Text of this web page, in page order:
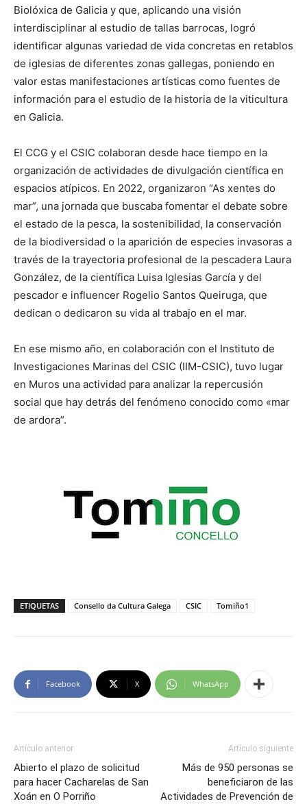
Biolóxica de Galicia y que, aplicando una visión
interdisciplinar al estudio de tallas barrocas, logró
identificar algunas variedad de vida concretas en retablos
de iglesias de diferentes zonas gallegas, poniendo en
valor estas manifestaciones artísticas como fuentes de
información para el estudio de la historia de la viticultura
en Galicia.
El CCG y el CSIC colaboran desde hace tiempo en la
organización de actividades de divulgación científica en
espacios atípicos. En 2022, organizaron “As xentes do
mar”, una jornada que buscaba fomentar el debate sobre
el estado de la pesca, la sostenibilidad, la conservación
de la biodiversidad o la aparición de especies invasoras a
través de la trayectoria profesional de la pescadera Laura
González, de la científica Luisa Iglesias García y del
pescador e influencer Rogelio Santos Queiruga, que
dedican o dedicaron su vida al trabajo en el mar.
En ese mismo año, en colaboración con el Instituto de
Investigaciones Marinas del CSIC (IIM-CSIC), tuvo lugar
en Muros una actividad para analizar la repercusión
social que hay detrás del fenómeno conocido como «mar
de ardora”.
ETIQUETAS Consello da Cultura Galega CSIC Tomiño1
Facebook X WhatsApp
Artículo anterior
Abierto el plazo de solicitud
para hacer Cacharelas de San
Xoán en O Porriño
Artículo siguiente
Más de 950 personas se
beneficiaron de las
Actividades de Prevención de